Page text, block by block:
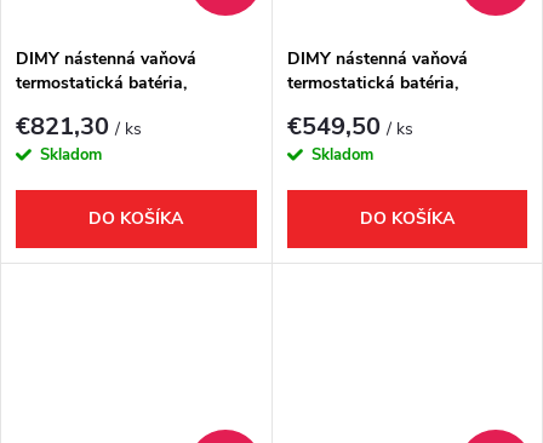
DIMY nástenná vaňová
termostatická batéria,
€821,30/ ks
Skladom
DO KOŠÍKA
DIMY nástenná vaňová
termostatická batéria,
€549,50/ ks
Skladom
DO KOŠÍKA